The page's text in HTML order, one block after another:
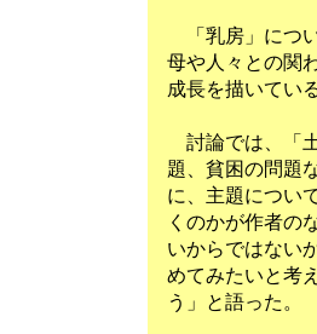
「乳房」につ
母や人々との関
成長を描いてい
討論では、「
題、貧困の問題
に、主題につい
くのかが作者の
いからではない
めてみたいと考
う」と語った。